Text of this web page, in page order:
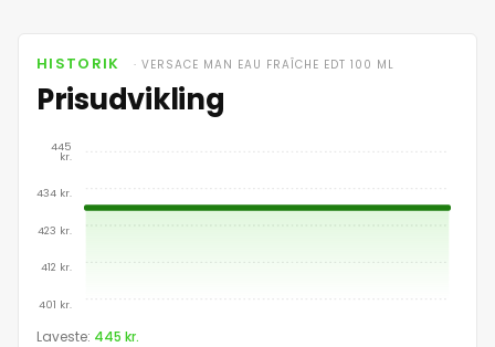
HISTORIK · VERSACE MAN EAU FRAÎCHE EDT 100 ML
Prisudvikling
445
kr.
434 kr.
423 kr.
412 kr.
401 kr.
Prisudvikling for Versace Man Eau FraÎche
Laveste: 445 kr.